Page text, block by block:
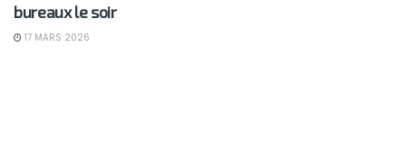
bureaux le soir
17 MARS 2026